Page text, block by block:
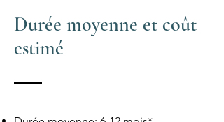
Durée moyenne et coût
estimé